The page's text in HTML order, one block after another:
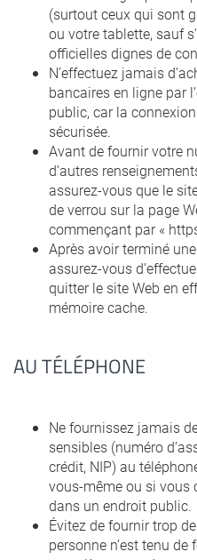
(surtout ceux qui sont
ou votre tablette, sauf
officielles dignes de
N’effectuez jamais
bancaires en ligne par
public, car la
sécurisée.
Avant de fournir votre
d’autres
assurez-vous que le
de verrou sur la page
commençant par «
Après avoir terminé
assurez-vous
quitter le site Web en
mémoire cache.
AU TÉLÉPHONE
Ne fournissez jamais
sensibles (numéro
crédit, NIP) au
vous-même ou si vous
dans un endroit public.
Évitez de fournir trop
personne n’est tenu